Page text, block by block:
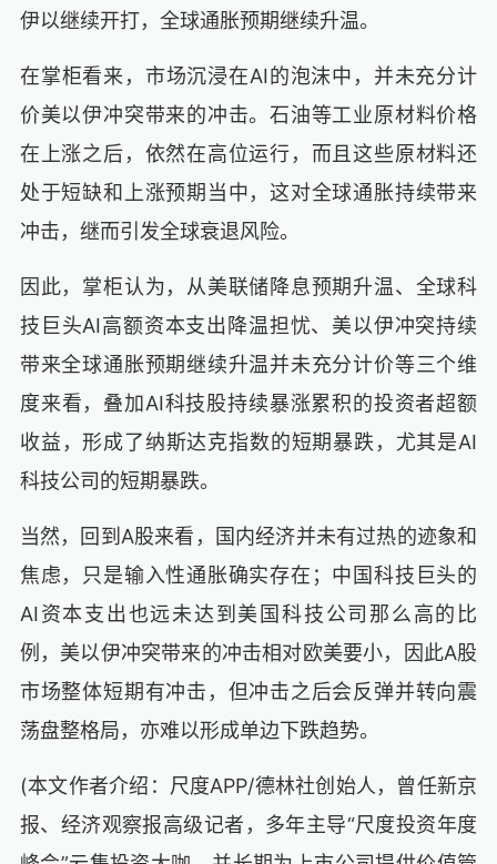
伊以继续开打，全球通胀预期继续升温。
在掌柜看来，市场沉浸在AI的泡沫中，并未充分计
价美以伊冲突带来的冲击。石油等工业原材料价格
在上涨之后，依然在高位运行，而且这些原材料还
处于短缺和上涨预期当中，这对全球通胀持续带来
冲击，继而引发全球衰退风险。
因此，掌柜认为，从美联储降息预期升温、全球科
技巨头AI高额资本支出降温担忧、美以伊冲突持续
带来全球通胀预期继续升温并未充分计价等三个维
度来看，叠加AI科技股持续暴涨累积的投资者超额
收益，形成了纳斯达克指数的短期暴跌，尤其是AI
科技公司的短期暴跌。
当然，回到A股来看，国内经济并未有过热的迹象和
焦虑，只是输入性通胀确实存在；中国科技巨头的
AI资本支出也远未达到美国科技公司那么高的比
例，美以伊冲突带来的冲击相对欧美要小，因此A股
市场整体短期有冲击，但冲击之后会反弹并转向震
荡盘整格局，亦难以形成单边下跌趋势。
(本文作者介绍：尺度APP/德林社创始人，曾任新京
报、经济观察报高级记者，多年主导“尺度投资年度